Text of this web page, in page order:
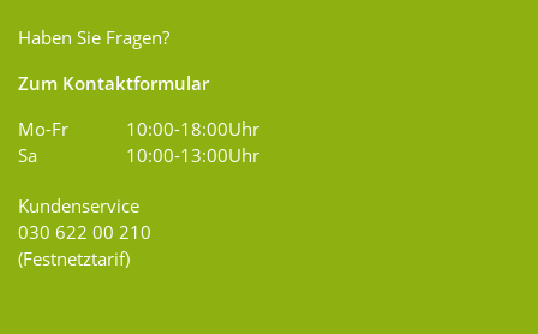
Haben Sie Fragen?
Zum Kontaktformular
Mo-Fr
10:00-18:00Uhr
Sa
10:00-13:00Uhr
Kundenservice
030 622 00 210
(Festnetztarif)